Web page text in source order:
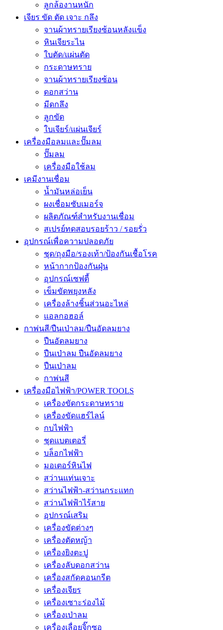
ลูกล้องานหนัก
เจียร ขัด ตัด เจาะ กลึง
จานผ้าทรายเรียงซ้อนหลังแข็ง
หินเจียระไน
ใบตัด/แผ่นตัด
กระดาษทราย
จานผ้าทรายเรียงซ้อน
ดอกสว่าน
มีดกลึง
ลูกขัด
ใบเจียร์/แผ่นเจียร์
เครื่องมือลมและปั๊มลม
ปั๊มลม
เครื่องมือใช้ลม
เคมีงานเชื่อม
น้ำมันหล่อเย็น
ผงเชื่อมซับเมอร์จ
ผลิตภัณฑ์สำหรับงานเชื่อม
สเปรย์ทดสอบรอยร้าว / รอยรั่ว
อุปกรณ์เพื่อความปลอดภัย
ชุด/ถุงมือ/รองเท้า/ป้องกันเชื้อโรค
หน้ากากป้องกันฝุ่น
อุปกรณ์เซฟตี้
เข็มขัดพยุงหลัง
เครื่องล้างชิ้นส่วนอะไหล่
แอลกอฮอล์
กาพ่นสี/ปืนเป่าลม/ปืนอัดลมยาง
ปืนอัดลมยาง
ปืนเป่าลม ปืนอัดลมยาง
ปืนเป่าลม
กาพ่นสี
เครื่องมือไฟฟ้า/POWER TOOLS
เครื่องขัดกระดาษทราย
เครื่องขัดแฮร์ไลน์
กบไฟฟ้า
ชุดแบตเตอรี่
บล็อกไฟฟ้า
มอเตอร์หินไฟ
สว่านแท่นเจาะ
สว่านไฟฟ้า-สว่านกระแทก
สว่านไฟฟ้าไร้สาย
อุปกรณ์เสริม
เครื่องขัดต่างๆ
เครื่องตัดหญ้า
เครื่องยิงตะปู
เครื่องลับดอกสว่าน
เครื่องสกัดคอนกรีต
เครื่องเจียร
เครื่องเซาะร่องไม้
เครื่องเป่าลม
เครื่องเลื่อยจิ๊กซอ